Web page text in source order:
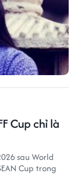
Cup chỉ là
sau World
Cup trong